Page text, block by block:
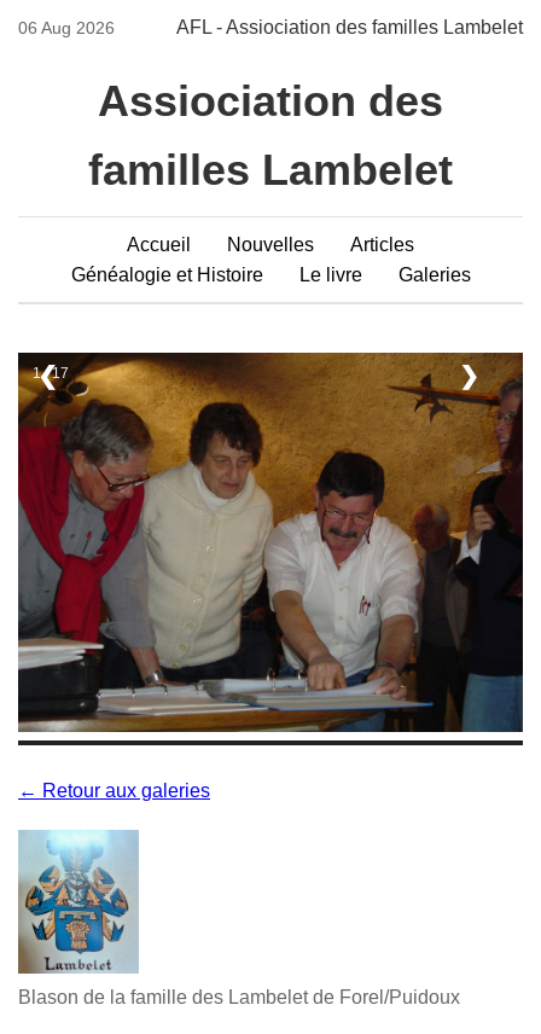
06 Aug 2026 AFL - Assiociation des familles Lambelet
Assiociation des
familles Lambelet
Accueil Nouvelles
Articles
Généalogie et Histoire
Le livre Galeries
1 / 17
❮ ❯
← Retour aux galeries
Blason de la famille des Lambelet de Forel/Puidoux